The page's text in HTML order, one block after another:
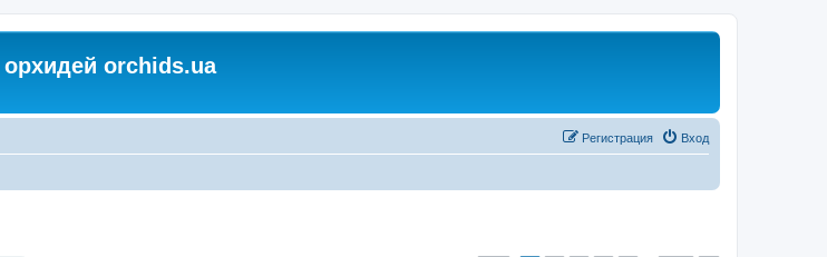
orchids.ua
Вход
Регистрация